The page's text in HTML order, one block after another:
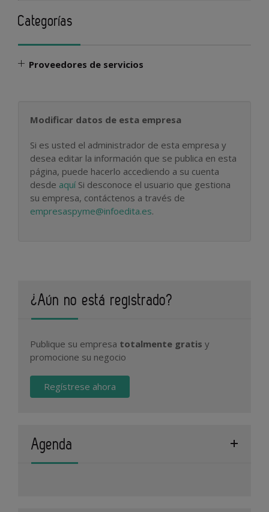
Categorías
Proveedores de servicios
Modificar datos de esta empresa
Si es usted el administrador de esta empresa y
desea editar la información que se publica en esta
página, puede hacerlo accediendo a su cuenta
desde aquíSi desconoce el usuario que gestiona
su empresa, contáctenos a través de
empresaspyme@infoedita.es.
¿Aún no está registrado?
Publique su empresa totalmente gratis y
promocione su negocio
Regístrese ahora
Agenda